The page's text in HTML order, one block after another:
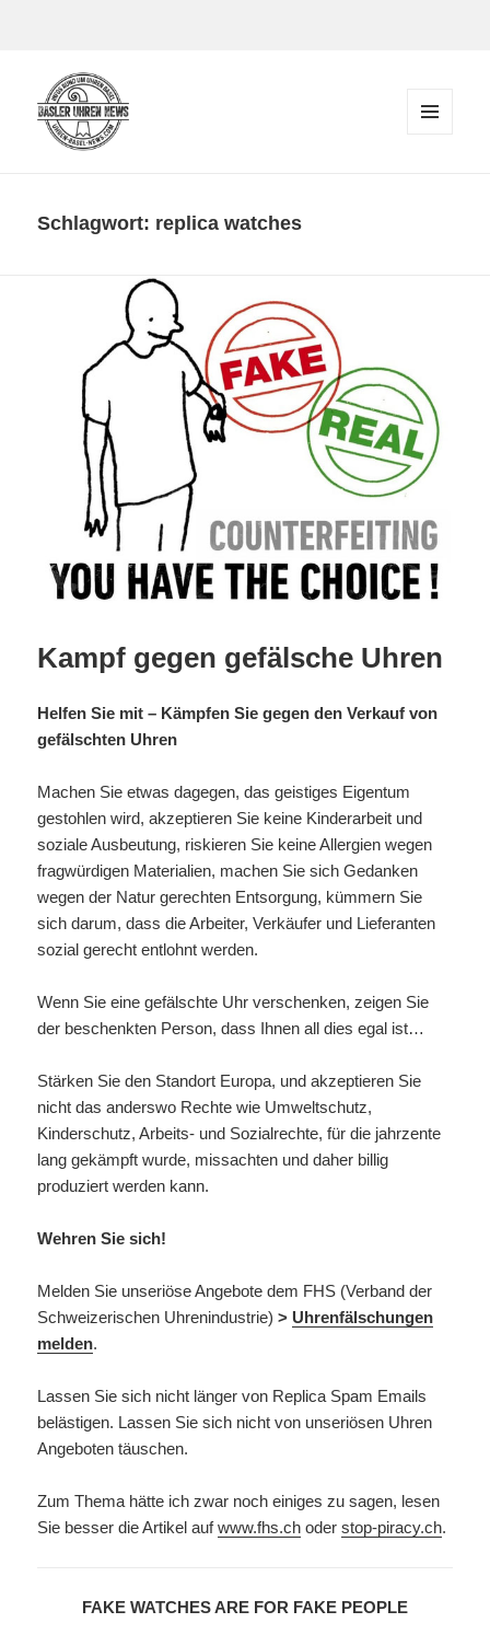
Schlagwort: replica watches
Kampf gegen gefälsche Uhren
Helfen Sie mit – Kämpfen Sie gegen den Verkauf von
gefälschten Uhren
Machen Sie etwas dagegen, das geistiges Eigentum
gestohlen wird, akzeptieren Sie keine Kinderarbeit und
soziale Ausbeutung, riskieren Sie keine Allergien wegen
fragwürdigen Materialien, machen Sie sich Gedanken
wegen der Natur gerechten Entsorgung, kümmern Sie
sich darum, dass die Arbeiter, Verkäufer und Lieferanten
sozial gerecht entlohnt werden.
Wenn Sie eine gefälschte Uhr verschenken, zeigen Sie
der beschenkten Person, dass Ihnen all dies egal ist…
Stärken Sie den Standort Europa, und akzeptieren Sie
nicht das anderswo Rechte wie Umweltschutz,
Kinderschutz, Arbeits- und Sozialrechte, für die jahrzente
lang gekämpft wurde, missachten und daher billig
produziert werden kann.
Wehren Sie sich!
Melden Sie unseriöse Angebote dem FHS (Verband der
Schweizerischen Uhrenindustrie)> Uhrenfälschungen
melden.
Lassen Sie sich nicht länger von Replica Spam Emails
belästigen. Lassen Sie sich nicht von unseriösen Uhren
Angeboten täuschen.
Zum Thema hätte ich zwar noch einiges zu sagen, lesen
Sie besser die Artikel aufwww.fhs.ch oderstop-piracy.ch.
FAKE WATCHES ARE FOR FAKE PEOPLE